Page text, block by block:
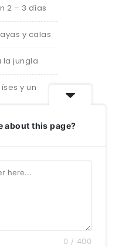
2 – 3 días
y calas
la jungla
y un
perder
perder
about this page?
0 / 400